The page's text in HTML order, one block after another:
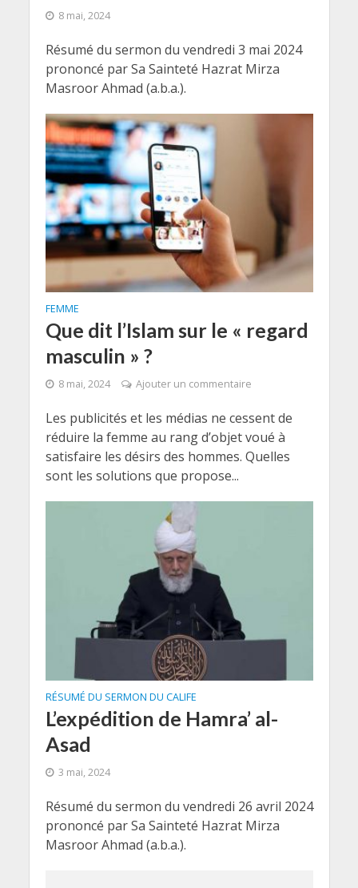
8 mai, 2024
Résumé du sermon du vendredi 3 mai 2024
prononcé par Sa Sainteté Hazrat Mirza
Masroor Ahmad (a.b.a.).
FEMME
Que dit l’Islam sur le « regard
masculin » ?
8 mai, 2024 Ajouter un commentaire
Les publicités et les médias ne cessent de
réduire la femme au rang d’objet voué à
satisfaire les désirs des hommes. Quelles
sont les solutions que propose...
RÉSUMÉ DU SERMON DU CALIFE
L’expédition de Hamra’ al-
Asad
3 mai, 2024
Résumé du sermon du vendredi 26 avril 2024
prononcé par Sa Sainteté Hazrat Mirza
Masroor Ahmad (a.b.a.).